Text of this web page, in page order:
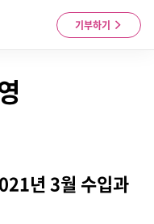
기부하기
년 3월 수입과